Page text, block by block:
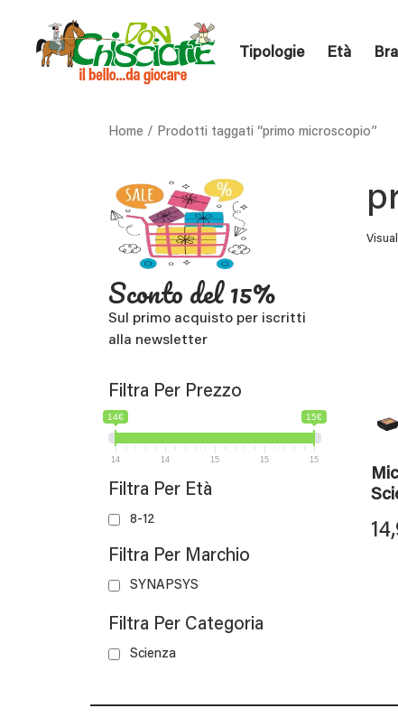
Tipologie Età
Home / Prodotti taggati “primo microscopio”
Sconto del 15%
Sul primo acquisto per iscritti
alla newsletter
Filtra Per Prezzo
14€ 15€
14 14 15 15 15
Filtra Per Età
8-12
Filtra Per Marchio
SYNAPSYS
Filtra Per Categoria
Scienza